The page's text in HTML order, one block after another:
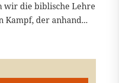
wir die biblische Lehre
Kampf, der anhand...